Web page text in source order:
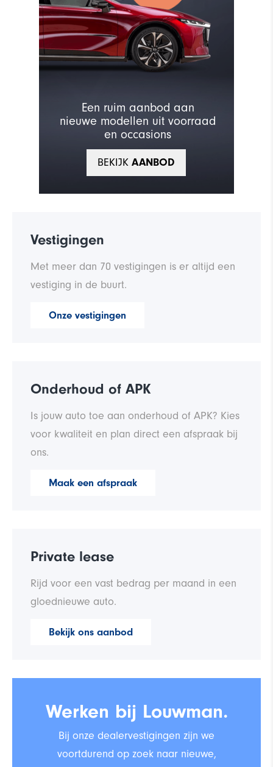
Een ruim aanbod aan
nieuwe modellen uit voorraad
en occasions
BEKIJK AANBOD
Vestigingen
Met meer dan 70 vestigingen is er altijd een
vestiging in de buurt.
Onze vestigingen
Onderhoud of APK
Is jouw auto toe aan onderhoud of APK? Kies
voor kwaliteit en plan direct een afspraak bij
ons.
Maak een afspraak
Private lease
Rijd voor een vast bedrag per maand in een
gloednieuwe auto.
Bekijk ons aanbod
Werken bij Louwman.
Bij onze dealervestigingen zijn we
voortdurend op zoek naar nieuwe,